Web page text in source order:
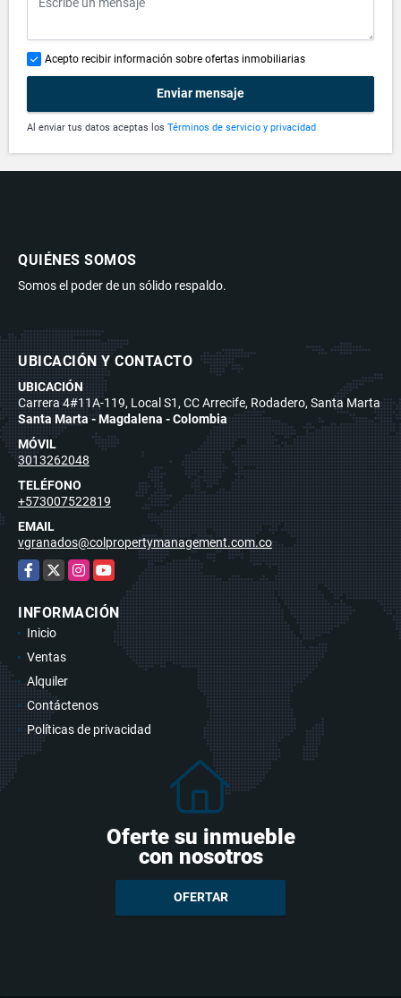
Acepto recibir información sobre ofertas inmobiliarias
Enviar mensaje
Al enviar tus datos aceptas los Términos de servicio y privacidad
QUIÉNES SOMOS
Somos el poder de un sólido respaldo.
UBICACIÓN Y CONTACTO
UBICACIÓN
Carrera 4#11A-119, Local S1, CC Arrecife, Rodadero, Santa Marta
Santa Marta - Magdalena - Colombia
MÓVIL
3013262048
TELÉFONO
+573007522819
EMAIL
vgranados@colpropertymanagement.com.co
Facebook
X Instagram
YouTube
INFORMACIÓN
Inicio
Ventas
Alquiler
Contáctenos
Políticas de privacidad
Oferte su inmueble
con nosotros
OFERTAR